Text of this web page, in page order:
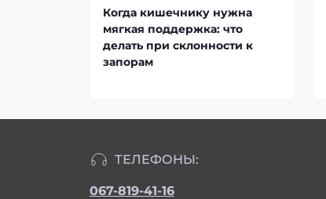
Когда кишечнику нужна
мягкая поддержка: что
делать при склонности к
запорам
ТЕЛЕФОНЫ:
067-819-41-16